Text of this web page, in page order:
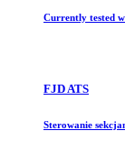
Currently tested
FJD ATS
Sterowanie